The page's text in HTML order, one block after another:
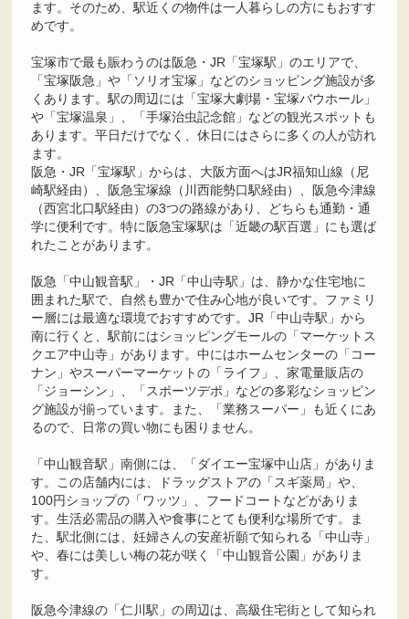
ます。そのため、駅近くの物件は一人暮らしの方にもおすす
めです。
宝塚市で最も賑わうのは阪急・JR「宝塚駅」のエリアで、
「宝塚阪急」や「ソリオ宝塚」などのショッピング施設が多
くあります。駅の周辺には「宝塚大劇場・宝塚バウホール」
や「宝塚温泉」、「手塚治虫記念館」などの観光スポットも
あります。平日だけでなく、休日にはさらに多くの人が訪れ
ます。
阪急・JR「宝塚駅」からは、大阪方面へはJR福知山線（尼
崎駅経由）、阪急宝塚線（川西能勢口駅経由）、阪急今津線
（西宮北口駅経由）の3つの路線があり、どちらも通勤・通
学に便利です。特に阪急宝塚駅は「近畿の駅百選」にも選ば
れたことがあります。
阪急「中山観音駅」・JR「中山寺駅」は、静かな住宅地に
囲まれた駅で、自然も豊かで住み心地が良いです。ファミリ
ー層には最適な環境でおすすめです。JR「中山寺駅」から
南に行くと、駅前にはショッピングモールの「マーケットス
クエア中山寺」があります。中にはホームセンターの「コー
ナン」やスーパーマーケットの「ライフ」、家電量販店の
「ジョーシン」、「スポーツデポ」などの多彩なショッピン
グ施設が揃っています。また、「業務スーパー」も近くにあ
るので、日常の買い物にも困りません。
「中山観音駅」南側には、「ダイエー宝塚中山店」がありま
す。この店舗内には、ドラッグストアの「スギ薬局」や、
100円ショップの「ワッツ」、フードコートなどがありま
す。生活必需品の購入や食事にとても便利な場所です。ま
た、駅北側には、妊婦さんの安産祈願で知られる「中山寺」
や、春には美しい梅の花が咲く「中山観音公園」がありま
す。
阪急今津線の「仁川駅」の周辺は、高級住宅街として知られ